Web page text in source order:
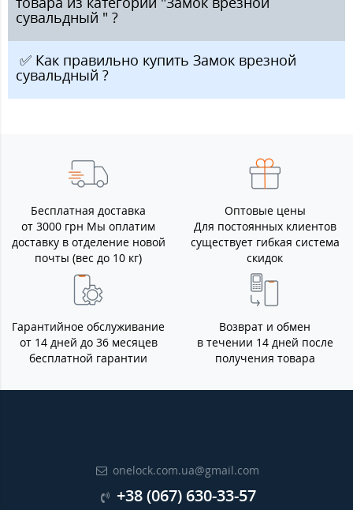
сувальдный " ?
️ ✅ Как правильно купить Замок врезной
сувальдный ?
Бесплатная доставка
от 3000 грн Мы оплатим
доставку в отделение новой
почты (вес до 10 кг)
Оптовые цены
Для постоянных клиентов
существует гибкая система
скидок
Гарантийное обслуживание
от 14 дней до 36 месяцев
бесплатной гарантии
Возврат и обмен
в течении 14 дней после
получения товара
onelock.com.ua@gmail.com
+38 (067) 630-33-57